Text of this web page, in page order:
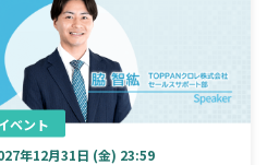
ベント
年12月31日 (金) 23:59